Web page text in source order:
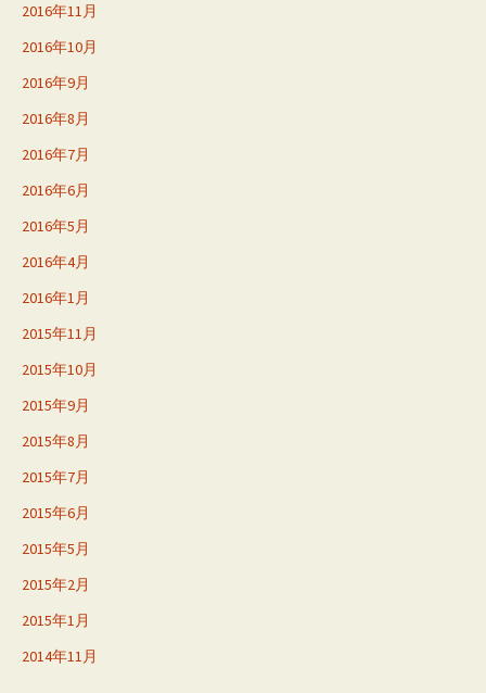
2016年11月
2016年10月
2016年9月
2016年8月
2016年7月
2016年6月
2016年5月
2016年4月
2016年1月
2015年11月
2015年10月
2015年9月
2015年8月
2015年7月
2015年6月
2015年5月
2015年2月
2015年1月
2014年11月